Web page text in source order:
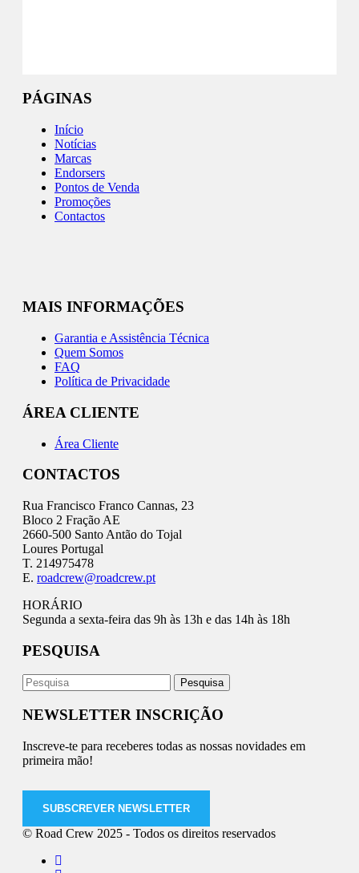
PÁGINAS
Início
Notícias
Marcas
Endorsers
Pontos de Venda
Promoções
Contactos
MAIS INFORMAÇÕES
Garantia e Assistência Técnica
Quem Somos
FAQ
Política de Privacidade
ÁREA CLIENTE
Área Cliente
CONTACTOS
Rua Francisco Franco Cannas, 23
Bloco 2 Fração AE
2660-500 Santo Antão do Tojal
Loures Portugal
T. 214975478
E. roadcrew@roadcrew.pt
HORÁRIO
Segunda a sexta-feira das 9h às 13h e das 14h às 18h
PESQUISA
NEWSLETTER INSCRIÇÃO
Inscreve-te para receberes todas as nossas novidades em
primeira mão!
SUBSCREVER NEWSLETTER
© Road Crew 2025 - Todos os direitos reservados